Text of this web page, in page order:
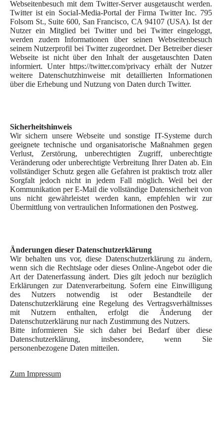
Webseitenbesuch mit dem Twitter-Server ausgetauscht werden.
Twitter ist ein SociaI-Media-Portal der Firma Twitter Inc. 795
Folsom St., Suite 600, San Francisco, CA 94107 (USA). Ist der
Nutzer ein Mitglied bei Twitter und bei Twitter eingeloggt,
werden zudem Informationen über seinen Webseitenbesuch
seinem Nutzerprofil bei Twitter zugeordnet. Der Betreiber dieser
Webseite ist nicht über den Inhalt der ausgetauschten Daten
informiert. Unter https://twitter.com/privacy erhält der Nutzer
weitere Datenschutzhinweise mit detaillierten Informationen
über die Erhebung und Nutzung von Daten durch Twitter.
Sicherheitshinweis
Wir sichern unsere Webseite und sonstige IT-Systeme durch
geeignete technische und organisatorische Maßnahmen gegen
Verlust, Zerstörung, unberechtigten Zugriff, unberechtigte
Veränderung oder unberechtigte Verbreitung Ihrer Daten ab. Ein
vollständiger Schutz gegen alle Gefahren ist praktisch trotz aller
Sorgfalt jedoch nicht in jedem Fall möglich. Weil bei der
Kommunikation per E-Mail die vollständige Datensicherheit von
uns nicht gewährleistet werden kann, empfehlen wir zur
Übermittlung von vertraulichen Informationen den Postweg.
Änderungen dieser Datenschutzerklärung
Wir behalten uns vor, diese Datenschutzerklärung zu ändern,
wenn sich die Rechtslage oder dieses Online-Angebot oder die
Art der Datenerfassung ändert. Dies gilt jedoch nur bezüglich
Erklärungen zur Datenverarbeitung. Sofern eine Einwilligung
des Nutzers notwendig ist oder Bestandteile der
Datenschutzerklärung eine Regelung des Vertragsverhältnisses
mit Nutzern enthalten, erfolgt die Änderung der
Datenschutzerklärung nur nach Zustimmung des Nutzers.
Bitte informieren Sie sich daher bei Bedarf über diese
Datenschutzerklärung, insbesondere, wenn Sie
personenbezogene Daten mitteilen.
Zum Impressum